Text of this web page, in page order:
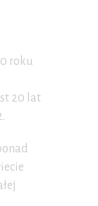
roku
20 lat